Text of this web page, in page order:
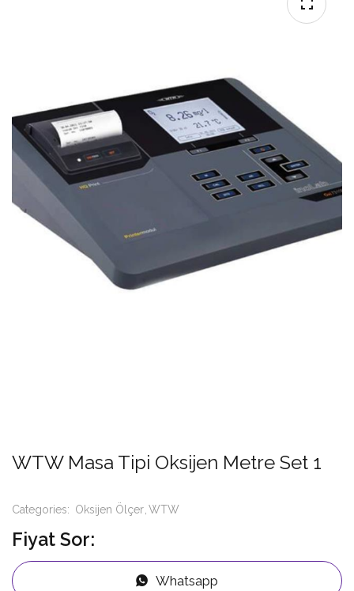
WTW Masa Tipi Oksijen Metre Set 1
Categories: Oksijen Ölçer WTW
Fiyat Sor:
Whatsapp